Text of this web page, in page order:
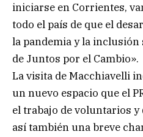
iniciarse en Corrientes,
todo el país de que el
la pandemia y la
de Juntos por el Cambio».
La visita de Macchiavelli
un nuevo espacio que el
el trabajo de voluntarios
así también una breve